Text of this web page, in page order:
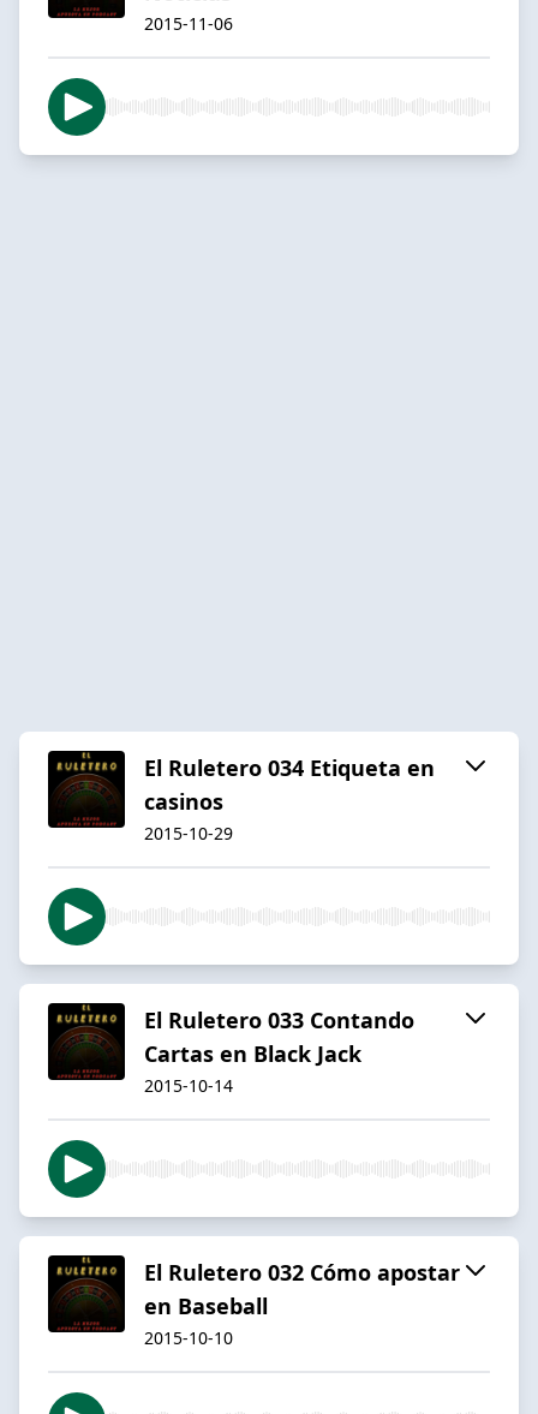
2015-11-06
El Ruletero 034 Etiqueta en
casinos
2015-10-29
El Ruletero 033 Contando
Cartas en Black Jack
2015-10-14
El Ruletero 032 Cómo apostar
en Baseball
2015-10-10